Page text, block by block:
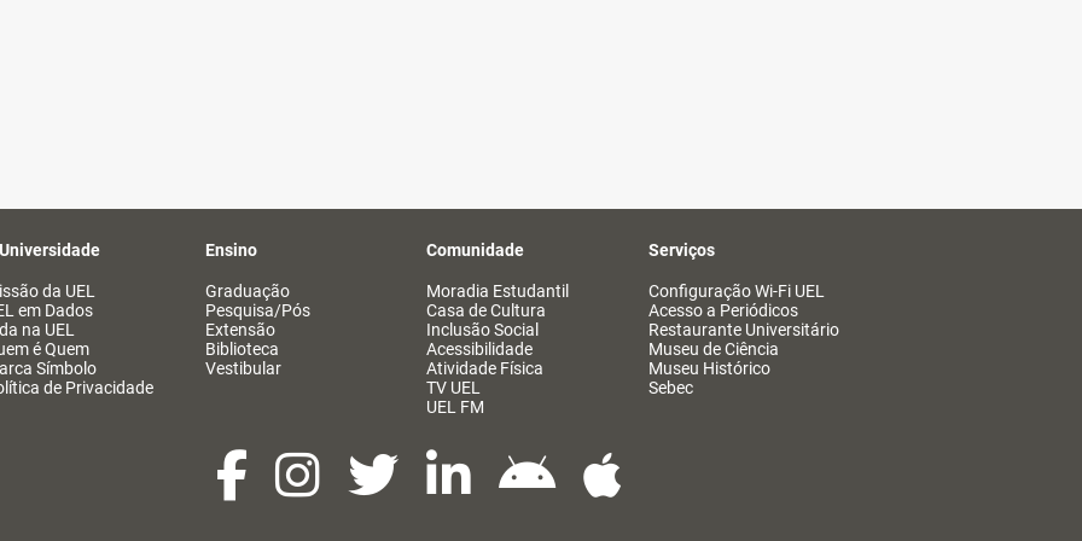
da UEL
em Dados
na UEL
é Quem
Símbolo
de Privacidade
Ensino
Graduação
Pesquisa/Pós
Extensão
Biblioteca
Vestibular
Comunidade
Moradia Estudantil
Casa de Cultura
Inclusão Social
Acessibilidade
Atividade Física
TV UEL
UEL FM
Serviços
Configuração Wi-Fi UEL
Acesso a Periódicos
Restaurante Universitário
Museu de Ciência
Museu Histórico
Sebec